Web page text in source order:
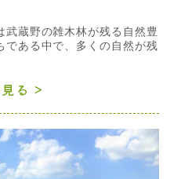
蔵野の雑木林が残る自然豊
ある中で、多くの自然が残
る